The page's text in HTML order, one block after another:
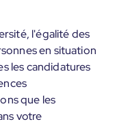
l'égalité des
en situation
les candidatures
que les
votre